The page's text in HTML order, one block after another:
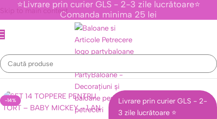
Skip to main content
⭐Livrare prin curier GLS - 2-3 zile lucrătoare⭐
Comanda minima 25 lei
Tematice Personaje Din Desene Animate/Colectia Mickey Mouse
-14%
Livrare prin curier GLS - 2-
3 zile lucrătoare ⭐